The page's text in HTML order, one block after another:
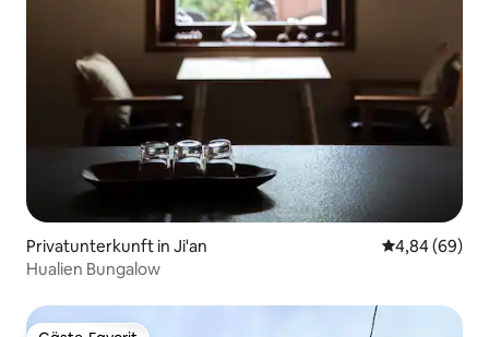
Privatunterkunft in Ji'an
4,84 (69)
Hualien Bungalow